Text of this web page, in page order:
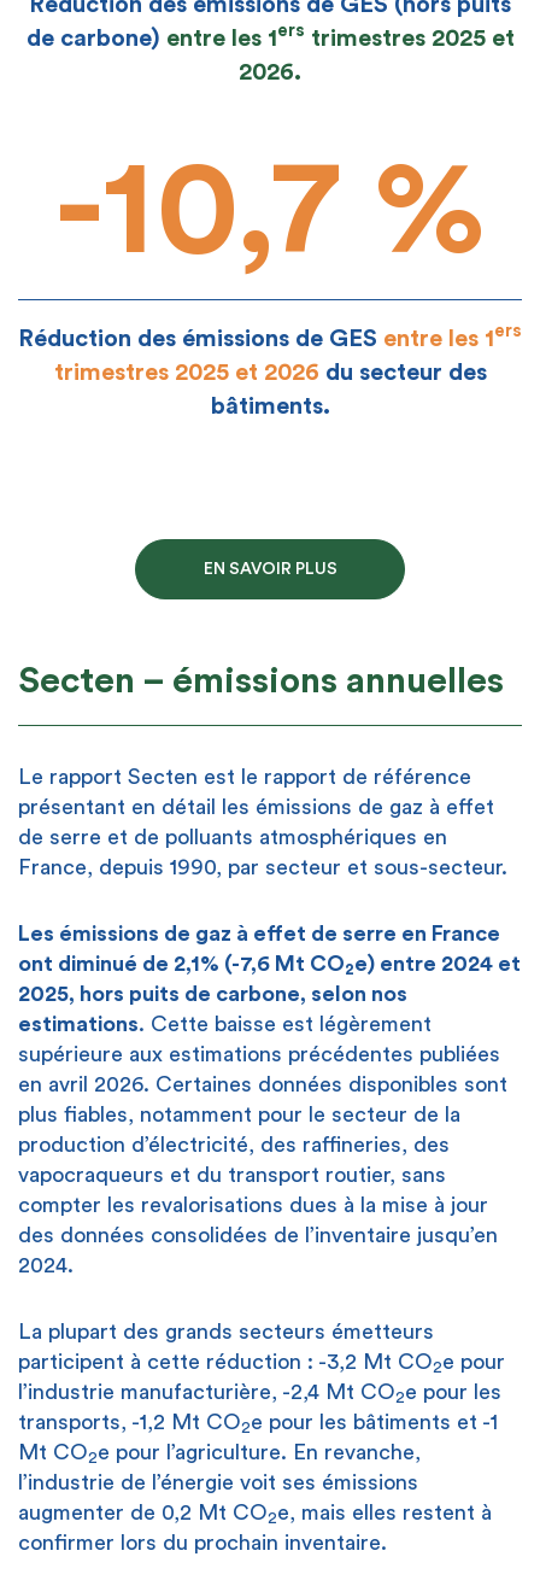
de carbone) entre les 1ers trimestres 2025 et
2026.
-10,7 %
Réduction des émissions de GES entre les 1ers
trimestres 2025 et 2026 du secteur des
bâtiments.
EN SAVOIR PLUS
Secten – émissions annuelles
Le rapport Secten est le rapport de référence
présentant en détail les émissions de gaz à effet
de serre et de polluants atmosphériques en
France, depuis 1990, par secteur et sous-secteur.
Les émissions de gaz à effet de serre en France
ont diminué de 2,1% (-7,6 Mt CO2e) entre 2024 et
2025, hors puits de carbone, selon nos
estimations. Cette baisse est légèrement
supérieure aux estimations précédentes publiées
en avril 2026. Certaines données disponibles sont
plus fiables, notamment pour le secteur de la
production d’électricité, des raffineries, des
vapocraqueurs et du transport routier, sans
compter les revalorisations dues à la mise à jour
des données consolidées de l’inventaire jusqu’en
2024.
La plupart des grands secteurs émetteurs
participent à cette réduction : -3,2 Mt CO2e pour
l’industrie manufacturière, -2,4 Mt CO2e pour les
transports, -1,2 Mt CO2e pour les bâtiments et -1
Mt CO2e pour l’agriculture. En revanche,
l’industrie de l’énergie voit ses émissions
augmenter de 0,2 Mt CO2e, mais elles restent à
confirmer lors du prochain inventaire.